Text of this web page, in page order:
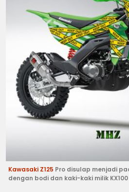
Kawasaki Z125 Pro disulap menjadi
dengan bodi dan kaki-kaki milik KX100